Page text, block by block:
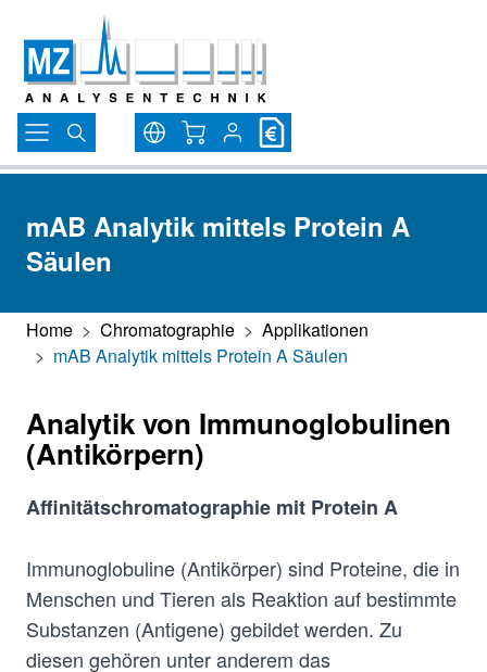
Direkt zum Inhalt
Warenkorb
mAB Analytik mittels Protein A
Säulen
Home > Chromatographie > Applikationen
> mAB Analytik mittels Protein A Säulen
Analytik von Immunoglobulinen
(Antikörpern)
Affinitätschromatographie mit Protein A
Immunoglobuline (Antikörper) sind Proteine, die in
Menschen und Tieren als Reaktion auf bestimmte
Substanzen (Antigene) gebildet werden. Zu
diesen gehören unter anderem das